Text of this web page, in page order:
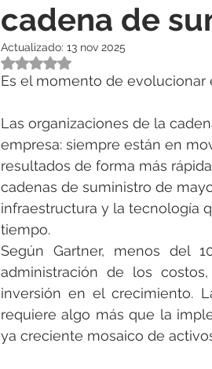
cadena de
Actualizado: 13 nov 2025
Obtuvo NaN de 5 estrellas.
Es el momento de
Las organizaciones de la
empresa: siempre están en
resultados de forma más
cadenas de suministro de
infraestructura y la tecnología
tiempo.
Según Gartner, menos del
administración de los
inversión en el crecimiento.
requiere algo más que la
ya creciente mosaico de